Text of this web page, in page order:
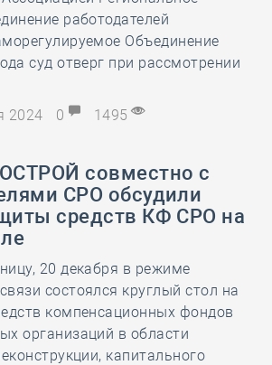
работодателей
Объединение
суд отверг при рассмотрении
2024
0 1495
совместно с
СРО обсудили
средств КФ СРО на
20 декабря в режиме
состоялся круглый стол на
компенсационных фондов
организаций в области
капитального